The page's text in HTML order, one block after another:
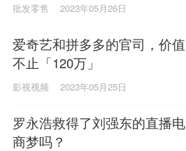
批发零售 2023年05月26日
爱奇艺和拼多多的官司，价值
不止「120万」
影视视频 2023年05月25日
罗永浩救得了刘强东的直播电
商梦吗？